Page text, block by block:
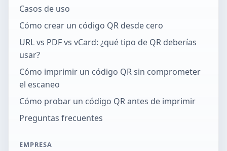
Casos de uso
Cómo crear un código QR desde cero
URL vs PDF vs vCard: ¿qué tipo de QR deberías
usar?
Cómo imprimir un código QR sin comprometer
el escaneo
Cómo probar un código QR antes de imprimir
Preguntas frecuentes
EMPRESA